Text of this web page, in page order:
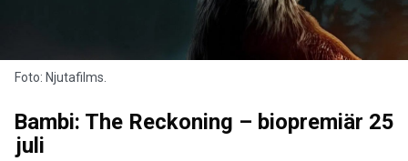
Foto: Njutafilms.
Bambi: The Reckoning – biopremiär 25
juli